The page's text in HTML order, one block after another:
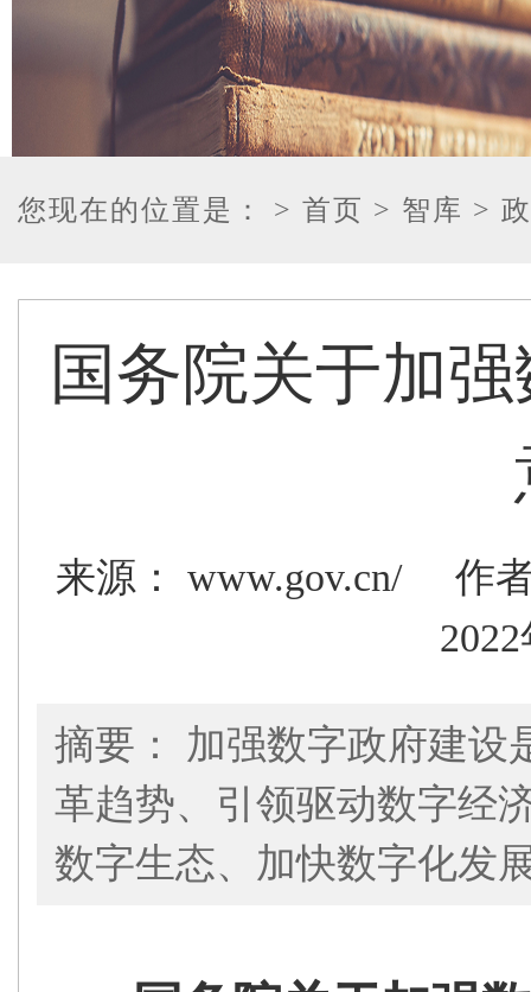
您现在的位置是： > 首页 > 智库 >
国务院关于加
来源： www.gov.cn/ 作
摘要： 加强数字政府建设
革趋势、引领驱动数字经
数字生态、加快数字化发